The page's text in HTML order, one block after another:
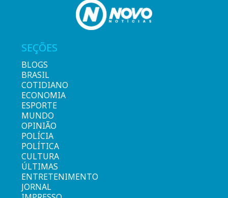
SEÇÕES
BLOGS
BRASIL
COTIDIANO
ECONOMIA
ESPORTE
MUNDO
OPINIÃO
POLÍCIA
POLÍTICA
CULTURA
ÚLTIMAS
ENTRETENIMENTO
JORNAL